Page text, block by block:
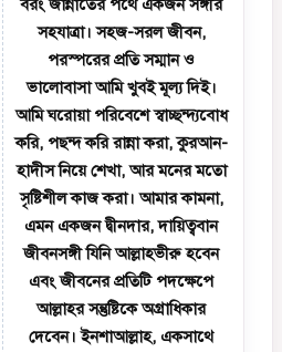
বরং জান্নাতের পথে একজন সঙ্গীর
সহযাত্রা। সহজ-সরল জীবন,
পরস্পরের প্রতি সম্মান ও
ভালোবাসা আমি খুবই মূল্য দিই।
আমি ঘরোয়া পরিবেশে স্বাচ্ছন্দ্যবোধ
করি, পছন্দ করি রান্না করা, কুরআন-
হাদীস নিয়ে শেখা, আর মনের মতো
সৃষ্টিশীল কাজ করা। আমার কামনা,
এমন একজন দ্বীনদার, দায়িত্ববান
জীবনসঙ্গী যিনি আল্লাহভীরু হবেন
এবং জীবনের প্রতিটি পদক্ষেপে
আল্লাহর সন্তুষ্টিকে অগ্রাধিকার
দেবেন। ইনশাআল্লাহ, একসাথে